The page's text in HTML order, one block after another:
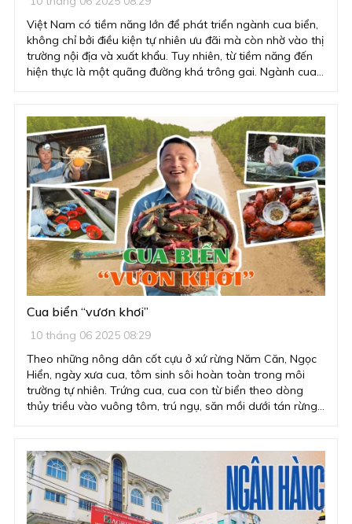
Việt Nam có tiềm năng lớn để phát triển ngành cua biển,
không chỉ bởi điều kiện tự nhiên ưu đãi mà còn nhờ vào thị
trường nội địa và xuất khẩu. Tuy nhiên, từ tiềm năng đến
hiện thực là một quãng đường khá trông gai. Ngành cua
manh mún, liên kết rời rạc, đến những lỗ hổng về chính
sách, quy hoạch và đầu tư. Cua biển đang có “sân rộng”,
nhưng lại thiếu đường băng để cất cánh.
Cua biển “vươn khơi”
10 tháng 06 2025 08:29
Theo những nông dân cốt cựu ở xứ rừng Năm Căn, Ngọc
Hiển, ngày xưa cua, tôm sinh sôi hoàn toàn trong môi
trường tự nhiên. Trứng cua, cua con từ biển theo dòng
thủy triều vào vuông tôm, trú ngụ, săn mồi dưới tán rừng
vẫn sống; không cần “cho ăn” mà nó vẫn lớn; cũng chẳng
ai “chăm sóc” mà nó vẫn khỏe mạnh… Và chính điều này
làm nên sự khác biệt cho cua biển Việt nói chung, cua Cà
Mau nói riêng. Chúng được nhận diện như một sản phẩm
sinh thái mang giá trị cao, không chỉ về mặt kinh tế, mà